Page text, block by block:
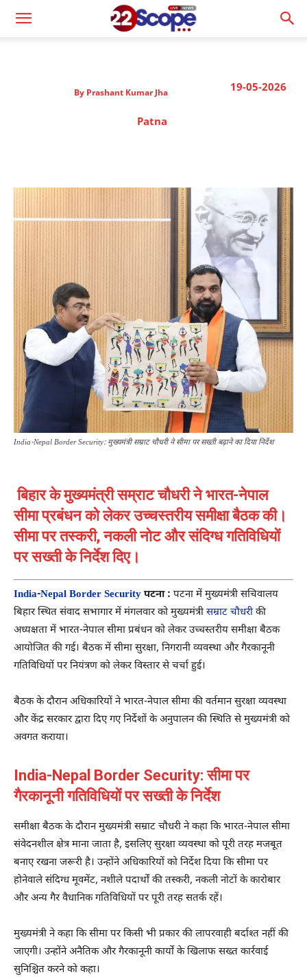
19-05-2026
By Prashant Kumar Jha
Patna
India-Nepal Border Security: मुख्यमंत्री सम्राट चौधरी ने सीमा पर सख्ती बढ़ाने का दिया निर्देश
बिहार के मुख्यमंत्री सम्राट चौधरी ने भारत-नेपाल
सीमा प्रबंधन को लेकर उच्चस्तरीय समीक्षा बैठक की।
सीमा पर तस्करी, नकली नोट और संदिग्ध गतिविधियों
पर सख्ती के निर्देश दिए।
India-Nepal Border Security पटना : पटना में मुख्यमंत्री सचिवालय
बिहार स्थित संवाद सभागार में मंगलवार को मुख्यमंत्री सम्राट चौधरीकी
अध्यक्षता में भारत-नेपाल सीमा प्रबंधन को लेकर उच्चस्तरीय समीक्षा बैठक
आयोजित की गई। बैठक में सीमा सुरक्षा, निगरानी व्यवस्था और गैरकानूनी
गतिविधियों पर नियंत्रण को लेकर विस्तार से चर्चा हुई।
बैठक के दौरान अधिकारियों ने भारत-नेपाल सीमा की वर्तमान सुरक्षा व्यवस्था
और केंद्र सरकार द्वारा दिए गए निर्देशों के अनुपालन की स्थिति से मुख्यमंत्री को
अवगत कराया।
India-Nepal Border Security: सीमा पर
गैरकानूनी गतिविधियों पर सख्ती के निर्देश
समीक्षा बैठक के दौरान मुख्यमंत्री सम्राट चौधरी ने कहा कि भारत-नेपाल सीमा
संवेदनशील क्षेत्र माना जाता है, इसलिए सुरक्षा व्यवस्था को पूरी तरह मजबूत
बनाए रखना जरूरी है। उन्होंने अधिकारियों को निर्देश दिया कि सीमा पर
होनेवाले संदिग्ध मूवमेंट, नशीले पदार्थों की तस्करी, नकली नोटों के कारोबार
और अन्य गैर वैधानिक गतिविधियों पर पूरी तरह सतर्क रहें।
मुख्यमंत्री ने कहा कि सीमा पर किसी भी प्रकार की लापरवाही बर्दाश्त नहीं की
जाएगी। उन्होंने अनैतिक और गैरकानूनी कार्यों के खिलाफ सख्त कार्रवाई
सुनिश्चित करने को कहा।